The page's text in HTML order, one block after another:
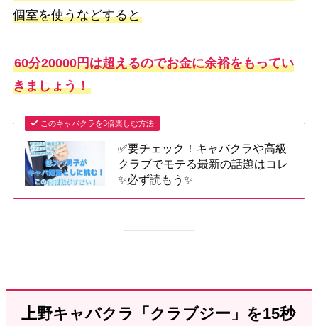
個室を使うなどすると
60分20000円は超えるのでお金に余裕をもってい
きましょう！
このキャバクラを3倍楽しむ方法
✅要チェック！キャバクラや高級
クラブでモテる最新の話題はコレ
✨必ず読もう✨
上野キャバクラ「クラブジー」を15秒